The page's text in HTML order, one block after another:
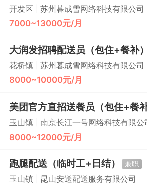
开发区
苏州暮成雪网络科技有限公司
7000~13000元/月
大润发招聘配送员（包住+餐补）
花桥镇
苏州暮成雪网络科技有限公司
8000~10000元/月
美团官方直招送餐员（包住+餐
玉山镇 南京长江一号网络科技有限公
8000~12000元/月
跑腿配送（临时工+日结）
兼职
玉山镇
昆山安送配送服务有限公司